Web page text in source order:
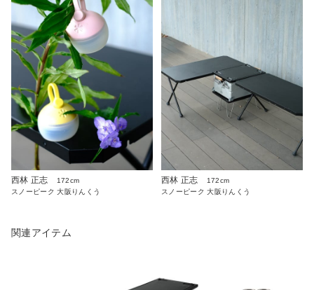
西林 正志
172cm
スノーピーク 大阪りんくう
西林 正志
172cm
スノーピーク 大阪りんくう
関連アイテム